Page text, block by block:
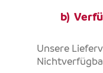
b)
Unsere